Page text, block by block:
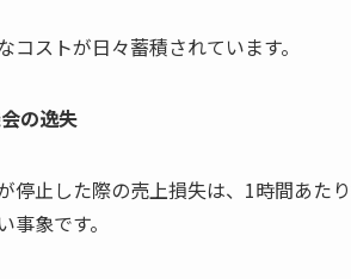
ストが日々蓄積されています。
の逸失
停止した際の売上損失は、1時間あた
象です。